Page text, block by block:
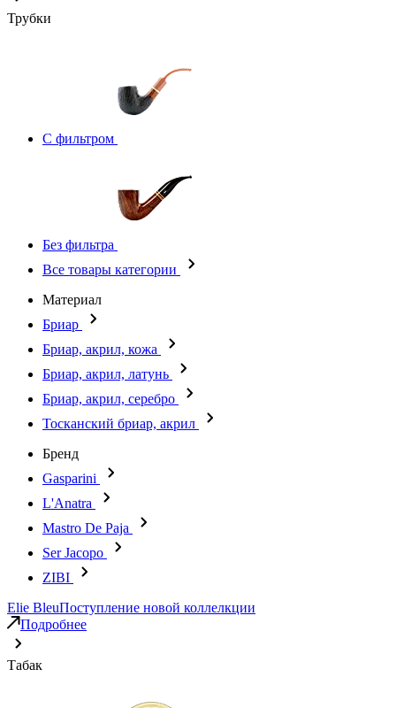
Трубки
С фильтром
Без фильтра
Все товары категории
Материал
Бриар
Бриар, акрил, кожа
Бриар, акрил, латунь
Бриар, акрил, серебро
Тосканский бриар, акрил
Бренд
Gasparini
L'Anatra
Mastro De Paja
Ser Jacopo
ZIBI
Elie BleuПоступление новой коллелкции
Подробнее
Табак